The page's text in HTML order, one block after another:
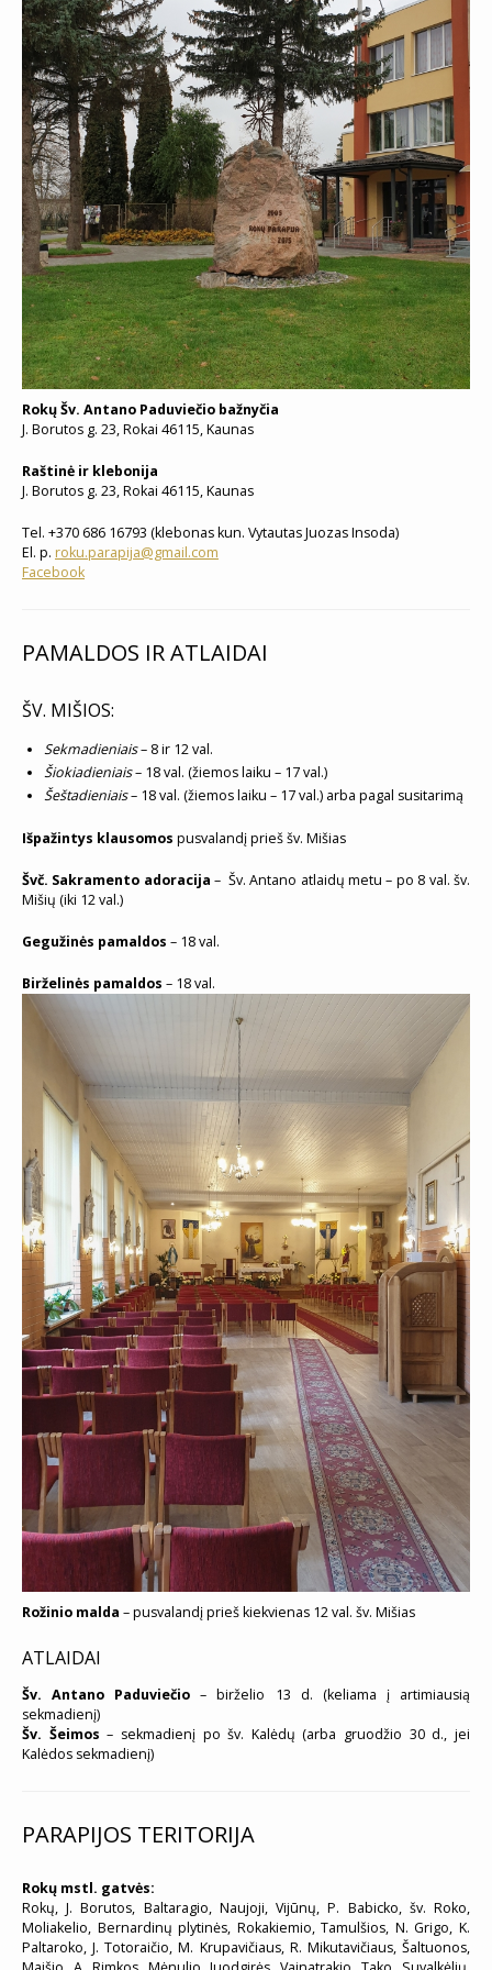
Rokų Šv. Antano Paduviečio bažnyčia
J. Borutos g. 23, Rokai 46115, Kaunas
Raštinė ir klebonija
J. Borutos g. 23, Rokai 46115, Kaunas
Tel. +370 686 16793 (klebonas kun. Vytautas Juozas Insoda)
El. p. roku.parapija@gmail.com
Facebook
PAMALDOS IR ATLAIDAI
ŠV. MIŠIOS:
Sekmadieniais– 8 ir 12 val.
Šiokiadieniais– 18 val. (žiemos laiku – 17 val.)
Šeštadieniais– 18 val. (žiemos laiku – 17 val.) arba pagal susitarimą
Išpažintys klausomos pusvalandį prieš šv. Mišias
Švč. Sakramento adoracija – Šv. Antano atlaidų metu – po 8 val. šv.
Mišių (iki 12 val.)
Gegužinės pamaldos – 18 val.
Birželinės pamaldos – 18 val.
Rožinio malda – pusvalandį prieš kiekvienas 12 val. šv. Mišias
ATLAIDAI
Šv. Antano Paduviečio – birželio 13 d. (keliama į artimiausią
sekmadienį)
Šv. Šeimos – sekmadienį po šv. Kalėdų (arba gruodžio 30 d., jei
Kalėdos sekmadienį)
PARAPIJOS TERITORIJA
Rokų mstl. gatvės:
Rokų, J. Borutos, Baltaragio, Naujoji, Vijūnų, P. Babicko, šv. Roko,
Moliakelio, Bernardinų plytinės, Rokakiemio, Tamulšios, N. Grigo, K.
Paltaroko, J. Totoraičio, M. Krupavičiaus, R. Mikutavičiaus, Šaltuonos,